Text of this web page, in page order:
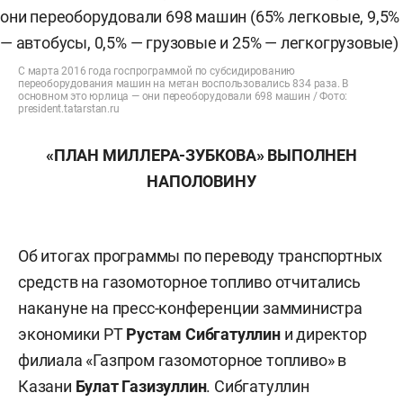
С марта 2016 года госпрограммой по субсидированию
переоборудования машин на метан воспользовались 834 раза. В
основном это юрлица — они переоборудовали 698 машин / Фото:
president.tatarstan.ru
«ПЛАН МИЛЛЕРА-ЗУБКОВА» ВЫПОЛНЕН
НАПОЛОВИНУ
Об итогах программы по переводу транспортных
средств на газомоторное топливо отчитались
накануне на пресс-конференции замминистра
экономики РТРустам Сибгатуллини директор
филиала «Газпром газомоторное топливо» в
Казани Булат Газизуллин. Сибгатуллин